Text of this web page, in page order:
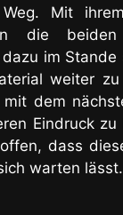
Mit
die
im
weiter
dem
Eindruck zu
dass
warten lässt.